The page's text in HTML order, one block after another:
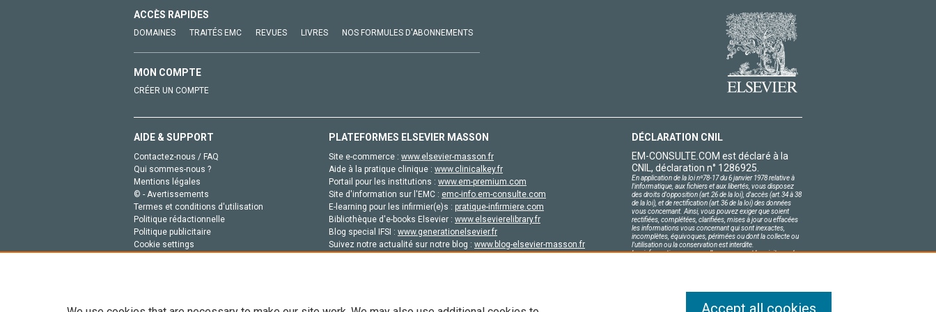
ACCÈS RAPIDES
DOMAINES TRAITÉS EMC REVUES LIVRES NOS FORMULES D'ABONNEMENTS
MON COMPTE
CRÉER UN COMPTE
AIDE & SUPPORT
Contactez-nous / FAQ
Qui sommes-nous ?
Mentions légales
© - Avertissements
Termes et conditions d'utilisation
Politique rédactionnelle
Politique publicitaire
Cookie settings
PLATEFORMES ELSEVIER MASSON
Site e-commerce : www.elsevier-masson.fr
Aide à la pratique clinique : www.clinicalkey.fr
Portail pour les institutions : www.em-premium.com
Site d'information sur l'EMC : emc-info.em-consulte.com
E-learning pour les infirmier(e)s : pratique-infirmiere.com
Bibliothèque d'e-books Elsevier : www.elsevierelibrary.fr
Blog special IFSI : www.generationelsevier.fr
Suivez notre actualité sur notre blog : www.blog-elsevier-masson.fr
DÉCLARATION CNIL
EM-CONSULTE.COM est déclaré à la
CNIL, déclaration n° 1286925.
En application de la loi nº78-17 du 6 janvier 1978 relative à
l'informatique, aux fichiers et aux libertés, vous disposez
des droits d'opposition (art.26 de la loi), d'accès (art.34 à 38
de la loi), et de rectification (art.36 de la loi) des données
vous concernant. Ainsi, vous pouvez exiger que soient
rectifiées, complétées, clarifiées, mises à jour ou effacées
les informations vous concernant qui sont inexactes,
incomplètes, équivoques, périmées ou dont la collecte ou
l'utilisation ou la conservation est interdite.
Les informations personnelles concernant les visiteurs de
Accept all cookies